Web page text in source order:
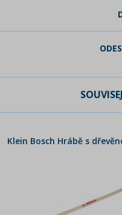
Klein Bosch Hrábě s